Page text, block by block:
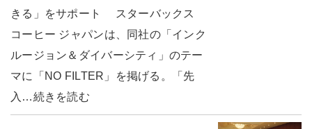
きる」をサポート スターバックス
コーヒー ジャパンは、同社の「インク
ルージョン＆ダイバーシティ」のテー
マに「NO FILTER」を掲げる。「先
入…続きを読む